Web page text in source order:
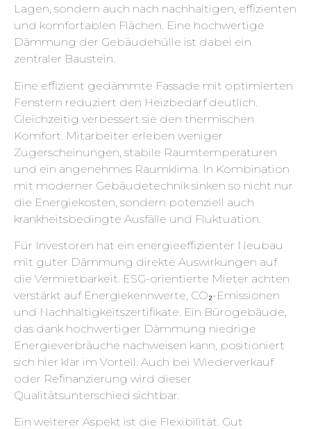
Lagen, sondern auch nach nachhaltigen, effizienten
und komfortablen Flächen. Eine hochwertige
Dämmung der Gebäudehülle ist dabei ein
zentraler Baustein.
Eine effizient gedämmte Fassade mit optimierten
Fenstern reduziert den Heizbedarf deutlich.
Gleichzeitig verbessert sie den thermischen
Komfort. Mitarbeiter erleben weniger
Zugerscheinungen, stabile Raumtemperaturen
und ein angenehmes Raumklima. In Kombination
mit moderner Gebäudetechnik sinken so nicht nur
die Energiekosten, sondern potenziell auch
krankheitsbedingte Ausfälle und Fluktuation.
Für Investoren hat ein energieeffizienter Neubau
mit guter Dämmung direkte Auswirkungen auf
die Vermietbarkeit. ESG-orientierte Mieter achten
verstärkt auf Energiekennwerte, CO₂-Emissionen
und Nachhaltigkeitszertifikate. Ein Bürogebäude,
das dank hochwertiger Dämmung niedrige
Energieverbräuche nachweisen kann, positioniert
sich hier klar im Vorteil. Auch bei Wiederverkauf
oder Refinanzierung wird dieser
Qualitätsunterschied sichtbar.
Ein weiterer Aspekt ist die Flexibilität. Gut